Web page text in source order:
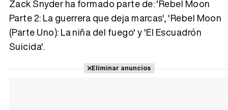
Zack Snyder ha formado parte de: 'Rebel Moon
Parte 2: La guerrera que deja marcas', 'Rebel Moon
(Parte Uno): La niña del fuego' y 'El Escuadrón
Suicida'.
Eliminar anuncios